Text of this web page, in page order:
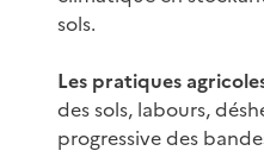
sols.
Les pratiques
des sols, labours,
progressive des